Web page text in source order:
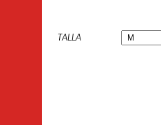
TALLA